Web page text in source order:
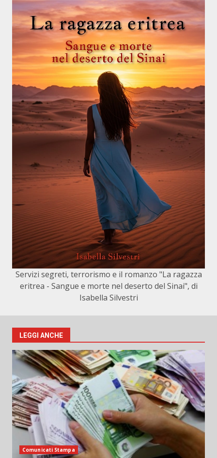
Servizi segreti, terrorismo e il romanzo "La ragazza
eritrea - Sangue e morte nel deserto del Sinai", di
Isabella Silvestri
LEGGI ANCHE
Comunicati Stampa